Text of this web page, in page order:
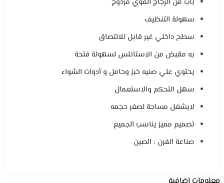
باب من الزجاج القوي مزدوج
سهولة التنظيف
سطح داخلي غير قابل للالتصاق
به مقبض من الاستانلس لسهولة فتحة
يحتوي علي صنيه خبز وحامل و أدوات الشواء
سهل التحكم والاستعمال
لايشغل مساحة لصغر حجمه
تصميم مميز يناسب الجميع
صناعة الفرن : الصين